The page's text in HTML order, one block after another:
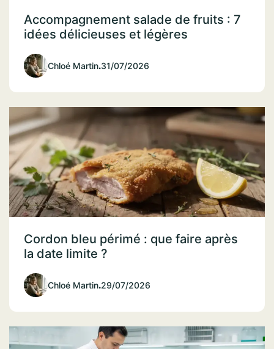
Accompagnement salade de fruits : 7
idées délicieuses et légères
Chloé Martin.31/07/2026
Cordon bleu périmé : que faire après
la date limite ?
Chloé Martin.29/07/2026